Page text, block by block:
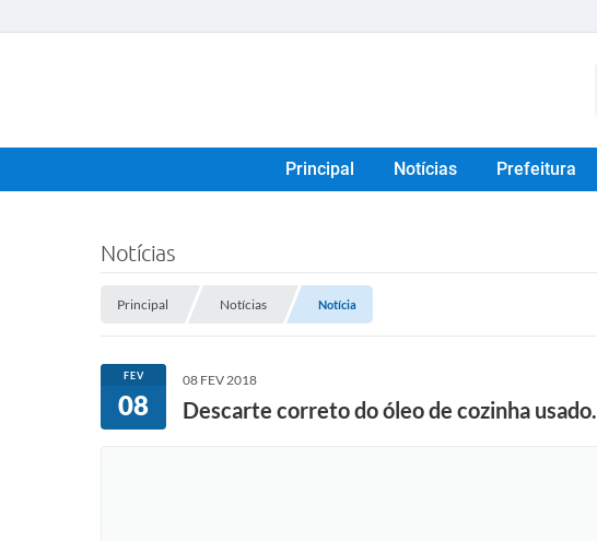
Principal Notícias Prefeitura
Notícias
Principal Notícias Notícia
FEV
08
08 FEV 2018
Descarte correto do óleo de cozinha usado.